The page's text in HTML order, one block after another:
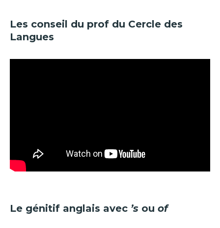
Les conseil du prof du Cercle des
Langues
Le génitif anglais avec ’s ou of